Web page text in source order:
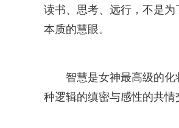
读书、思考、远行，不是
本质的慧眼。
智慧是女神最高级的
种逻辑的缜密与感性的共情